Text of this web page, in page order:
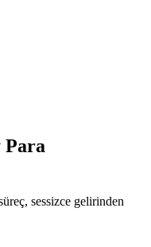
Para
sessizce gelirinden